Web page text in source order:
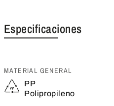
Especificaciones
MATERIAL GENERAL
PP
Polipropileno